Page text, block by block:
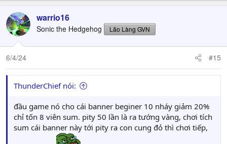
warrio16
Sonic the Hedgehog Lão Làng GVN
6/4/24 #15
ThunderChief nói:
đầu game nó cho cái banner beginer 10 nháy giảm 20%
chỉ tốn 8 viên sum. pity 50 lần là ra tướng vàng, chơi tích
sum cái banner này tới pity ra con cung đỏ thì chơi tiếp,